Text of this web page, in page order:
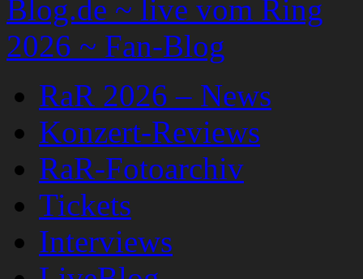
RaR 2026 – News
Konzert-Reviews
RaR-Fotoarchiv
Tickets
Interviews